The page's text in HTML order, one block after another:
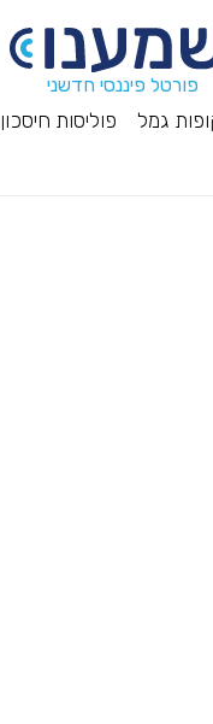
פורטל פיננסי חדשני
גמל פוליסות חיסכון